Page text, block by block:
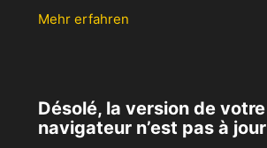
Mehr erfahren
Désolé, la version de votre
navigateur n’est pas à jour